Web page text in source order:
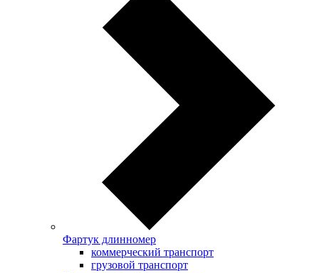
Фартук длинномер
коммерческий транспорт
грузовой транспорт